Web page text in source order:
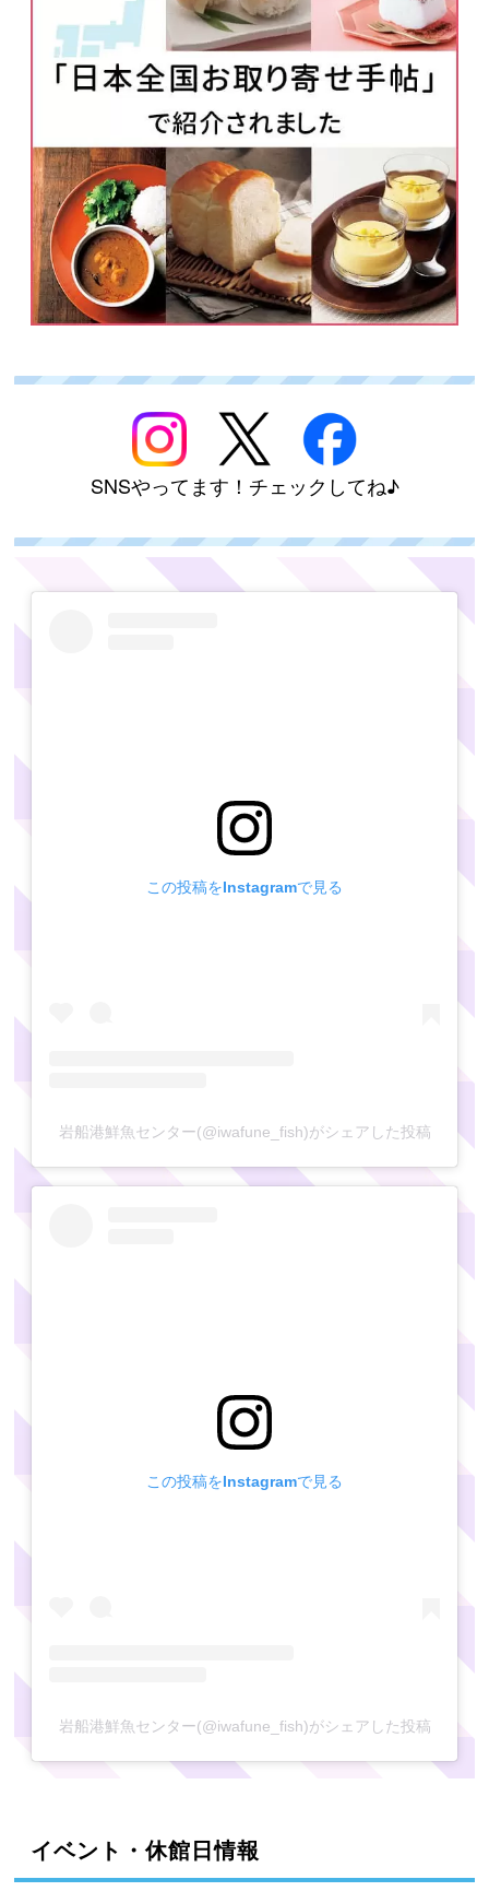
SNSやってます！チェックしてね♪
この投稿をInstagramで見る
岩船港鮮魚センター(@iwafune_fish)がシェアした投稿
この投稿をInstagramで見る
岩船港鮮魚センター(@iwafune_fish)がシェアした投稿
イベント・休館日情報